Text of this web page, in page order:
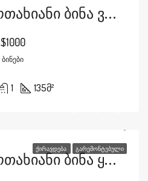
Ქირავდება 3 Ოთახიანი Ბინა Ვაჟა Ფშაველას Გამზირზე
$1000
ᲑᲘᲜᲔᲑᲘ
1 135მ²
ᲥᲘᲠᲐᲕᲓᲔᲑᲐ ᲒᲐᲠᲔᲛᲝᲜᲢᲔᲑᲣᲚᲘ
Ქირავდება 2 Ოთახიანი Ბინა Ყაზბეგის Გამზირზე